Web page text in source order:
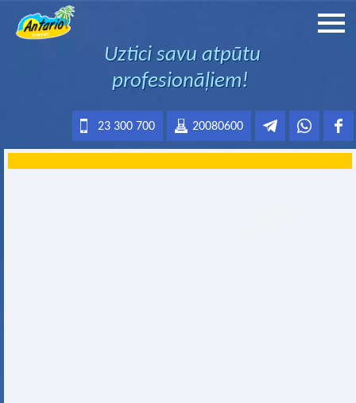
Uztici savu atpūtu
profesionāļiem!
20080600
23 300 700